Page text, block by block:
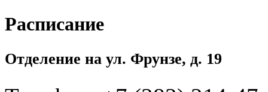
Расписание
Отделение на ул. Фрунзе, д. 19